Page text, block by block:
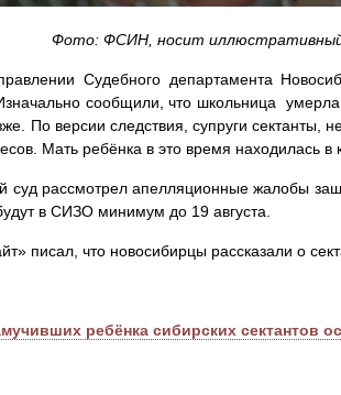
Фото: ФСИН, носит
Судебного департамента
сообщили, что школьница
По версии следствия, супруги сектанты,
Мать ребёнка в это время находилась в
суд рассмотрел апелляционные жалобы
в СИЗО минимум до 19 августа.
писал, что новосибирцы рассказали о
ребёнка сибирских сектантов